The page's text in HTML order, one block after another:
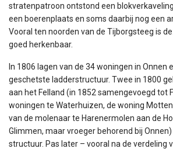
stratenpatroon ontstond een
een boerenplaats en soms daarbij nog een
Vooral ten noorden van de Tijborgsteeg is
goed herkenbaar.
In 1806 lagen van de 34 woningen in Onnen
geschetste ladderstructuur. Twee in 1800
aan het Felland (in 1852 samengevoegd tot
woningen te Waterhuizen, de woning
van de molenaar te Harenermolen aan de
Glimmen, maar vroeger behorend bij
structuur. Pas later – vooral na de verdeling